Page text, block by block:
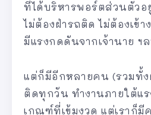
ที่ได้บริหารพอร์ตส่วนตัวอ
ไม่ต้องฝ่ารถติด ไม่ต้องเข้า
มีแรงกดดันจากเจ้านาย ฯล
แต่ก็มีอีกหลายคน (รวมทั้
ติดทุกวัน ทำงานภายใต้แ
เกณฑ์ที่เข้มงวด แต่เราก็มี